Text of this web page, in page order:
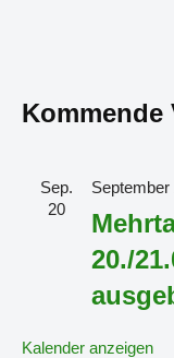
Kommende
Sep.
20
20./
Kalender anzeigen